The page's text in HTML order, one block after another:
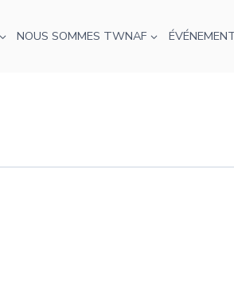
NOUS SOMMES TWNAF